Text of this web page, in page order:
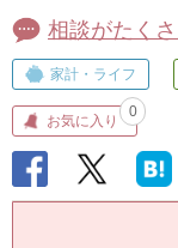
相談がたく
家計・ライフ
お気に入り
0